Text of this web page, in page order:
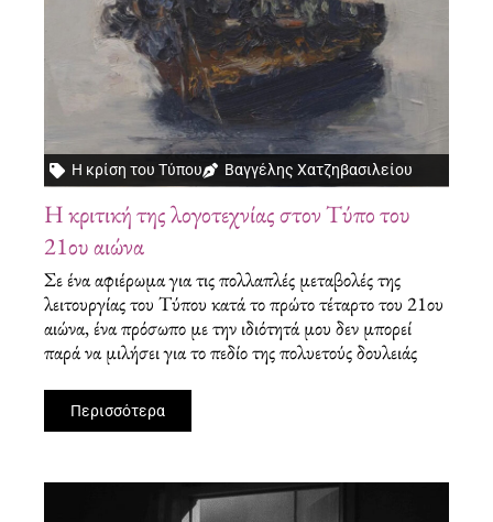
Η κρίση του Τύπου Βαγγέλης Χατζηβασιλείου
Η κριτική της λογοτεχνίας στον Τύπο του
21ου αιώνα
Σε ένα αφιέρωμα για τις πολλαπλές μεταβολές της
λειτουργίας του Τύπου κατά το πρώτο τέταρτο του 21ου
αιώνα, ένα πρόσωπο με την ιδιότητά μου δεν μπορεί
παρά να μιλήσει για το πεδίο της πολυετούς δουλειάς
Περισσότερα